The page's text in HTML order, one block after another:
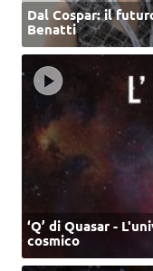
Dal Cospar: il
Benatti
‘Q’ di Quasar -
cosmico